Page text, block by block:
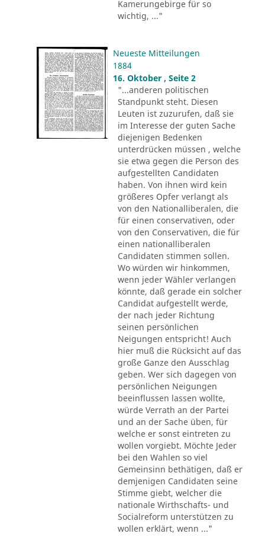
Kamerungebirge für so
wichtig, ..."
Neueste Mitteilungen
1884
16. Oktober , Seite 2
"...anderen politischen
Standpunkt steht. Diesen
Leuten ist zuzurufen, daß sie
im Interesse der guten Sache
diejenigen Bedenken
unterdrücken müssen , welche
sie etwa gegen die Person des
aufgestellten Candidaten
haben. Von ihnen wird kein
größeres Opfer verlangt als
von den Nationalliberalen, die
für einen conservativen, oder
von den Conservativen, die für
einen nationalliberalen
Candidaten stimmen sollen.
Wo würden wir hinkommen,
wenn jeder Wähler verlangen
könnte, daß gerade ein solcher
Candidat aufgestellt werde,
der nach jeder Richtung
seinen persönlichen
Neigungen entspricht! Auch
hier muß die Rücksicht auf das
große Ganze den Ausschlag
geben. Wer sich dagegen von
persönlichen Neigungen
beeinflussen lassen wollte,
würde Verrath an der Partei
und an der Sache üben, für
welche er sonst eintreten zu
wollen vorgiebt. Möchte Jeder
bei den Wahlen so viel
Gemeinsinn bethätigen, daß er
demjenigen Candidaten seine
Stimme giebt, welcher die
nationale Wirthschafts- und
Socialreform unterstützen zu
wollen erklärt, wenn ..."